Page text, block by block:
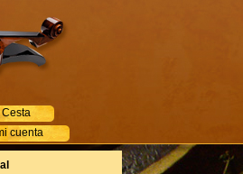
cuenta
Cesta